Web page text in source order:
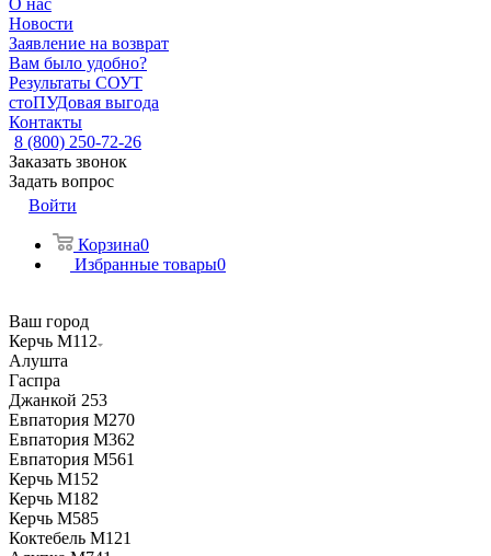
О нас
Новости
Заявление на возврат
Вам было удобно?
Результаты СОУТ
стоПУДовая выгода
Контакты
8 (800) 250-72-26
Заказать звонок
Задать вопрос
Войти
Корзина0
Избранные товары0
Ваш город
Керчь М112
Алушта
Гаспра
Джанкой 253
Евпатория М270
Евпатория М362
Евпатория М561
Керчь М152
Керчь М182
Керчь М585
Коктебель М121